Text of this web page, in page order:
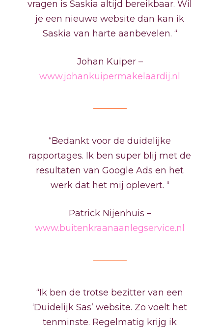
vragen is Saskia altijd bereikbaar. Wil
je een nieuwe website dan kan ik
Saskia van harte aanbevelen. “
Johan Kuiper –
www.johankuipermakelaardij.nl
“Bedankt voor de duidelijke
rapportages. Ik ben super blij met de
resultaten van Google Ads en het
werk dat het mij oplevert. “
Patrick Nijenhuis –
www.buitenkraanaanlegservice.nl
“Ik ben de trotse bezitter van een
‘Duidelijk Sas’ website. Zo voelt het
tenminste. Regelmatig krijg ik